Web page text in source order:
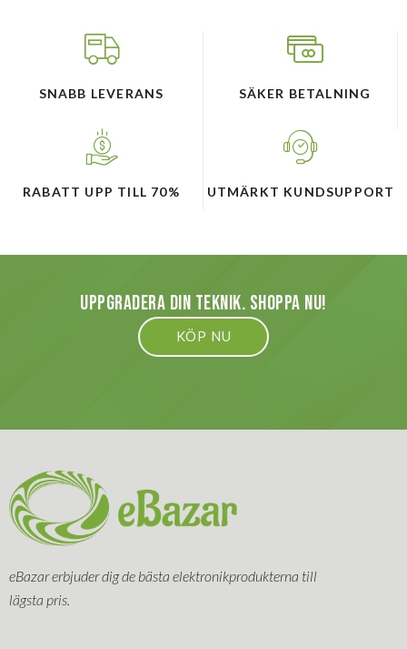
SNABB LEVERANS SÄKER BETALNING
RABATT UPP TILL 70% UTMÄRKT KUNDSUPPORT
Uppgradera din teknik. Shoppa nu!
KÖP NU
eBazar erbjuder dig de bästa elektronikprodukterna till
lägsta pris.